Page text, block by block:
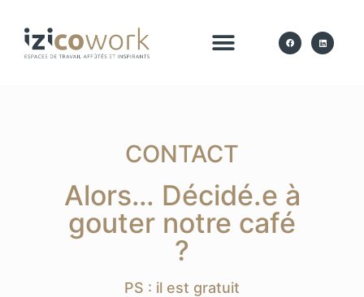
CONTACT
Alors… Décidé.e à
gouter notre café
?
PS : il est gratuit